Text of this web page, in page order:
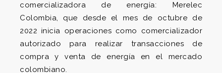
comercializadora de energía: Merelec
Colombia, que desde el mes de octubre de
2022 inicia operaciones como comercializador
autorizado para realizar transacciones de
compra y venta de energía en el mercado
colombiano.